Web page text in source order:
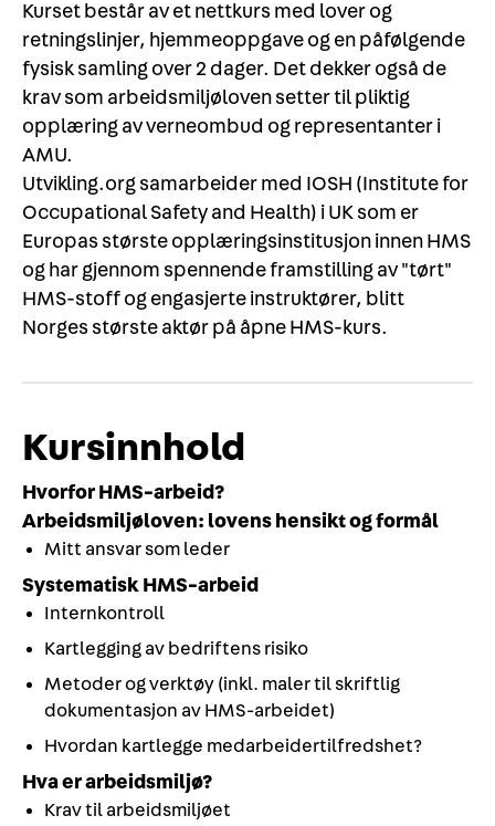
Kurset består av et nettkurs med lover og
retningslinjer, hjemmeoppgave og en påfølgende
fysisk samling over 2 dager. Det dekker også de
krav som arbeidsmiljøloven setter til pliktig
opplæring av verneombud og representanter i
AMU.
Utvikling.org samarbeider med IOSH (Institute for
Occupational Safety and Health) i UK som er
Europas største opplæringsinstitusjon innen HMS
og har gjennom spennende framstilling av "tørt"
HMS-stoff og engasjerte instruktører, blitt
Norges største aktør på åpne HMS-kurs.
Kursinnhold
Hvorfor HMS-arbeid?
Arbeidsmiljøloven: lovens hensikt og formål
Mitt ansvar som leder
Systematisk HMS-arbeid
Internkontroll
Kartlegging av bedriftens risiko
Metoder og verktøy (inkl. maler til skriftlig
dokumentasjon av HMS-arbeidet)
Hvordan kartlegge medarbeidertilfredshet?
Hva er arbeidsmiljø?
Krav til arbeidsmiljøet